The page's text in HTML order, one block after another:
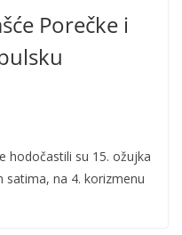
Porečke i
hodočastili su 15. ožujka
satima, na 4. korizmenu